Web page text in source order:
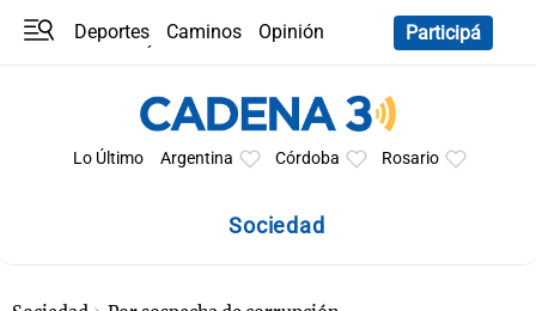
Deportes Caminos
Opinión
Participá
Lo Último Argentina Córdoba Rosario
Sociedad